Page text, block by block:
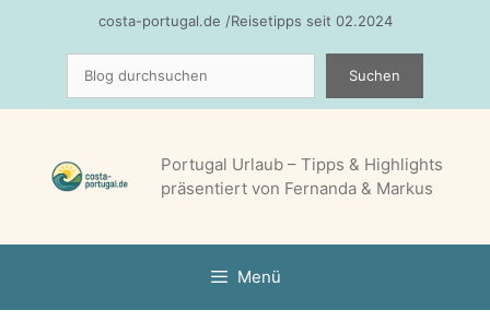
costa-portugal.de /Reisetipps seit 02.2024
Suchen
Portugal Urlaub – Tipps & Highlights
präsentiert von Fernanda & Markus
Menü